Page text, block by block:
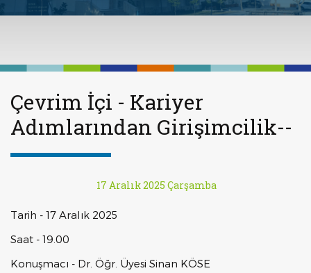
Çevrim İçi - Kariyer
Adımlarından Girişimcilik--
17 Aralık 2025 Çarşamba
Tarih - 17 Aralık 2025
Saat - 19.00
Konuşmacı - Dr. Öğr. Üyesi Sinan KÖSE